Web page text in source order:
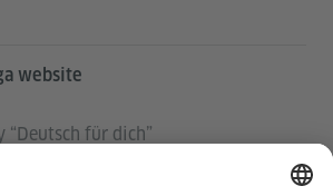
website
“Deutsch für dich”
Aleman ng Goethe-Institut